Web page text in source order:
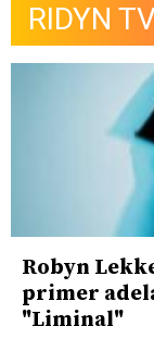
RIDYN
Robyn
primer
"Liminal"